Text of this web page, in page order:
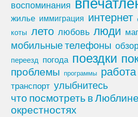
воспоминания
жилье иммиграция интернет
коты лето любовь люди
мобильные телефоны
переезд погода поездки
проблемы программы работа
транспорт улыбнитесь
что посмотреть в
окрестностях